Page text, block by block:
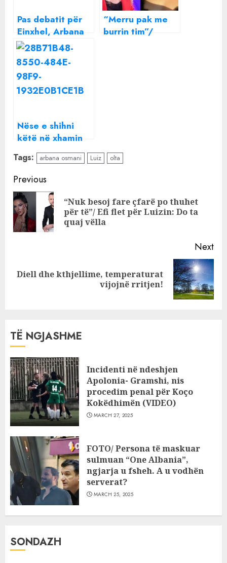
Pas debatit për
Einxhel, Arbana
bën reagimin e
Fjoralba Ponarin
“Merru pak me
burrin tim”/
Nëse e shihni
këtë në xhamin
tuaj të përparmë,
mos dilni jashtë –
kini kujdes nga ky
mashtrim
Tags: arbana osmani Luiz olta
Continue
Reading
Previous
“Nuk besoj fare çfarë po thuhet
për të”/ Efi flet për Luizin: Do ta
quaj vëlla
Next
Next
Diell dhe kthjellime, temperaturat
vijojnë rritjen!
TË NGJASHME
Incidenti në ndeshjen
Apolonia- Gramshi, nis
procedim penal për Koço
Kokëdhimën (VIDEO)
MARCH 27, 2025
FOTO/ Persona të maskuar
sulmuan “One Albania”,
ngjarja u fsheh. A u vodhën
serverat?
MARCH 25, 2025
SONDAZH